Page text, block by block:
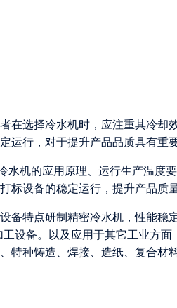
在选择冷水机时，应注重其冷却
运行，对于提升产品品质具有重要
机的应用原理、运行生产温度
标设备的稳定运行，提升产品质量
备特点研制精密冷水机，性能稳
设备。以及应用于其它工业方面
特种铸造、焊接、造纸、复合材